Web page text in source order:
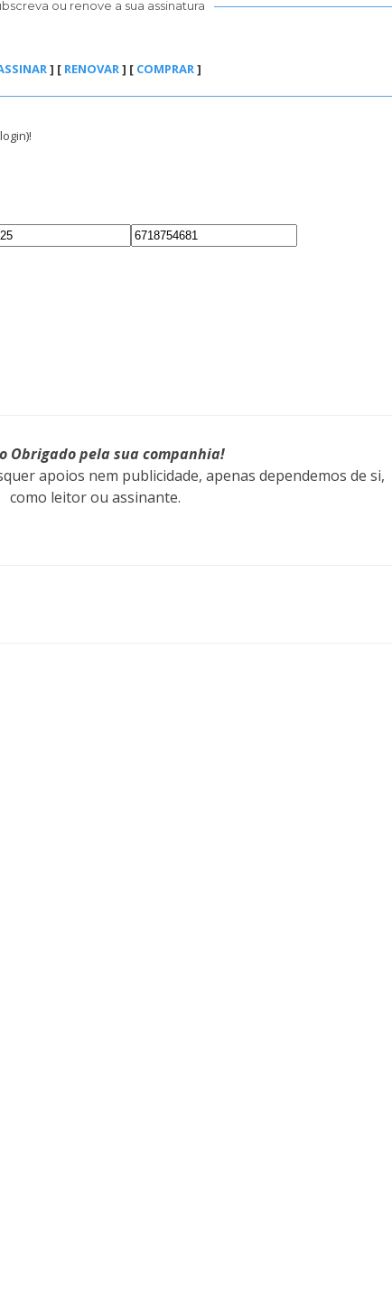
ou renove a sua assinatura
] [ RENOVAR] [ COMPRAR]
Obrigado pela sua companhia!
apoios nem publicidade, apenas dependemos de si,
como leitor ou assinante.